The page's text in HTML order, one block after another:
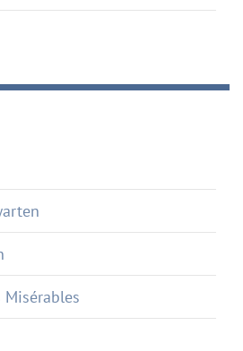
Misérables